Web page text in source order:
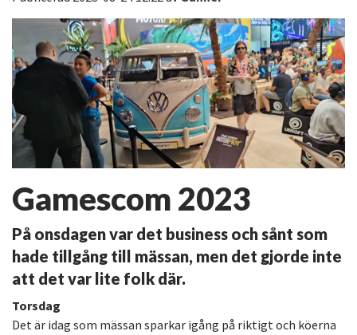
Gamescom 2023
På onsdagen var det business och sånt som
hade tillgång till mässan, men det gjorde inte
att det var lite folk där.
Torsdag
Det är idag som mässan sparkar igång på riktigt och köerna